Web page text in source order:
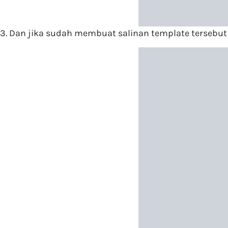
3. Dan jika sudah membuat salinan template